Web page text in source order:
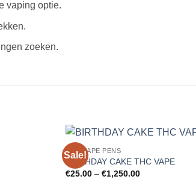
vaping optie.
zoeken.
Sale!
THC VAPE PENS
BIRTHDAY CAKE THC VAPE
€25.00 – €1,250.00Price